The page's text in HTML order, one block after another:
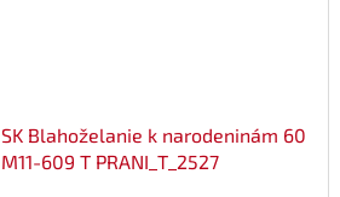
SK Blahoželanie k narodeninám 60
M11-609 T PRANI_T_2527